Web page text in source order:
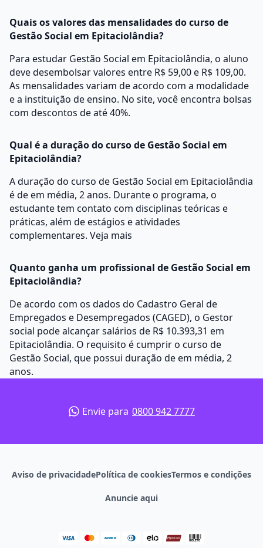
Quais os valores das mensalidades do curso de
Gestão Social em Epitaciolândia?
Para estudar Gestão Social em Epitaciolândia, o aluno
deve desembolsar valores entre R$ 59,00 e R$ 109,00.
As mensalidades variam de acordo com a modalidade
e a instituição de ensino. No site, você encontra bolsas
com descontos de até 40%.
Qual é a duração do curso de Gestão Social em
Epitaciolândia?
A duração do curso de Gestão Social em Epitaciolândia
é de em média, 2 anos. Durante o programa, o
estudante tem contato com disciplinas teóricas e
práticas, além de estágios e atividades
complementares. Veja mais
Quanto ganha um profissional de Gestão Social em
Epitaciolândia?
De acordo com os dados do Cadastro Geral de
Empregados e Desempregados (CAGED), o Gestor
social pode alcançar salários de R$ 10.393,31 em
Epitaciolândia. O requisito é cumprir o curso de
Gestão Social, que possui duração de em média, 2
anos.
Envie para 0800 942 7777
Aviso de privacidadePolítica de cookiesTermos e condições
Anuncie aqui